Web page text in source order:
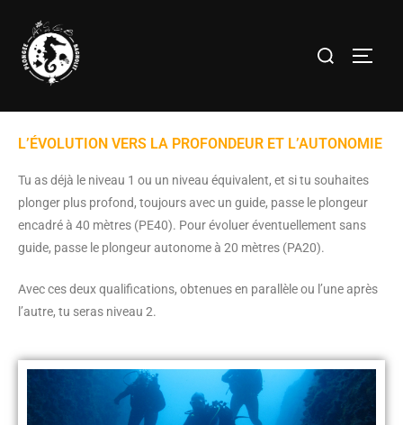
L’ÉVOLUTION VERS LA PROFONDEUR ET L’AUTONOMIE
Tu as déjà le niveau 1 ou un niveau équivalent, et si tu souhaites
plonger plus profond, toujours avec un guide, passe le plongeur
encadré à 40 mètres (PE40). Pour évoluer éventuellement sans
guide, passe le plongeur autonome à 20 mètres (PA20).
Avec ces deux qualifications, obtenues en parallèle ou l’une après
l’autre, tu seras niveau 2.